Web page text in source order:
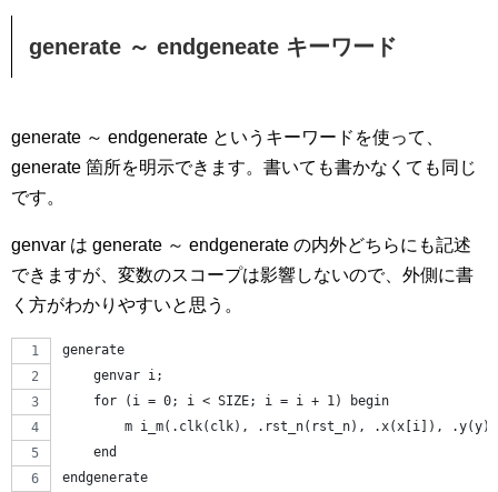
generate ～ endgeneate キーワード
generate ～ endgenerate というキーワードを使って、
generate 箇所を明示できます。書いても書かなくても同じ
です。
genvar は generate ～ endgenerate の内外どちらにも記述
できますが、変数のスコープは影響しないので、外側に書
く方がわかりやすいと思う。
generate
    genvar i;
    for (i = 0; i < SIZE; i = i + 1) begin
m i_m(.clk(clk), .rst_n(rst_n), .x(x[i]),
    end
endgenerate